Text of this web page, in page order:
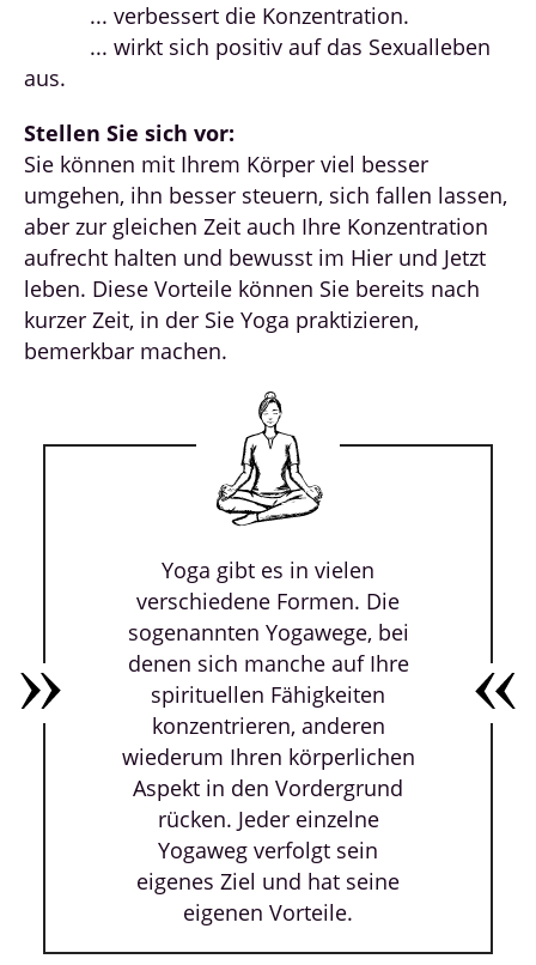
... verbessert die Konzentration.
... wirkt sich positiv auf das Sexualleben
aus.
Stellen Sie sich vor:
Sie können mit Ihrem Körper viel besser
umgehen, ihn besser steuern, sich fallen lassen,
aber zur gleichen Zeit auch Ihre Konzentration
aufrecht halten und bewusst im Hier und Jetzt
leben. Diese Vorteile können Sie bereits nach
kurzer Zeit, in der Sie Yoga praktizieren,
bemerkbar machen.
Yoga gibt es in vielen
verschiedene Formen. Die
sogenannten Yogawege, bei
denen sich manche auf Ihre
spirituellen Fähigkeiten
konzentrieren, anderen
wiederum Ihren körperlichen
Aspekt in den Vordergrund
rücken. Jeder einzelne
Yogaweg verfolgt sein
eigenes Ziel und hat seine
eigenen Vorteile.